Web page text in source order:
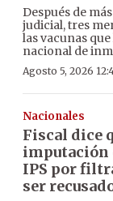
Después de
judicial, tres
las vacunas
nacional de
Agosto 5, 2026
Nacionales
Fiscal dice
imputación
IPS por
ser